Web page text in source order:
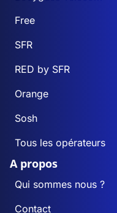
Free
SFR
RED by SFR
Orange
Sosh
Tous les opérateurs
A propos
Qui sommes nous ?
Contact